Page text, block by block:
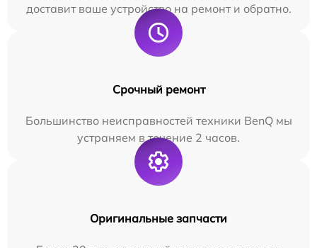
доставит ваше устройство на ремонт и обратно.
Срочный ремонт
Большинство неисправностей техники BenQ мы
устраняем в течение 2 часов.
Оригинальные запчасти